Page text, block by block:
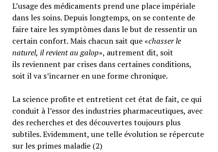
L’usage des médicaments prend une place impériale
dans les soins. Depuis longtemps, on se contente de
faire taire les symptômes dans le but de ressentir un
certain confort. Mais chacun sait que «chasser le
naturel, il revient au galop», autrement dit, soit
ils reviennent par crises dans certaines conditions,
soit il va s’incarner en une forme chronique.
La science profite et entretient cet état de fait, ce qui
conduit à l’essor des industries pharmaceutiques, avec
des recherches et des découvertes toujours plus
subtiles. Evidemment, une telle évolution se répercute
sur les primes maladie (2)